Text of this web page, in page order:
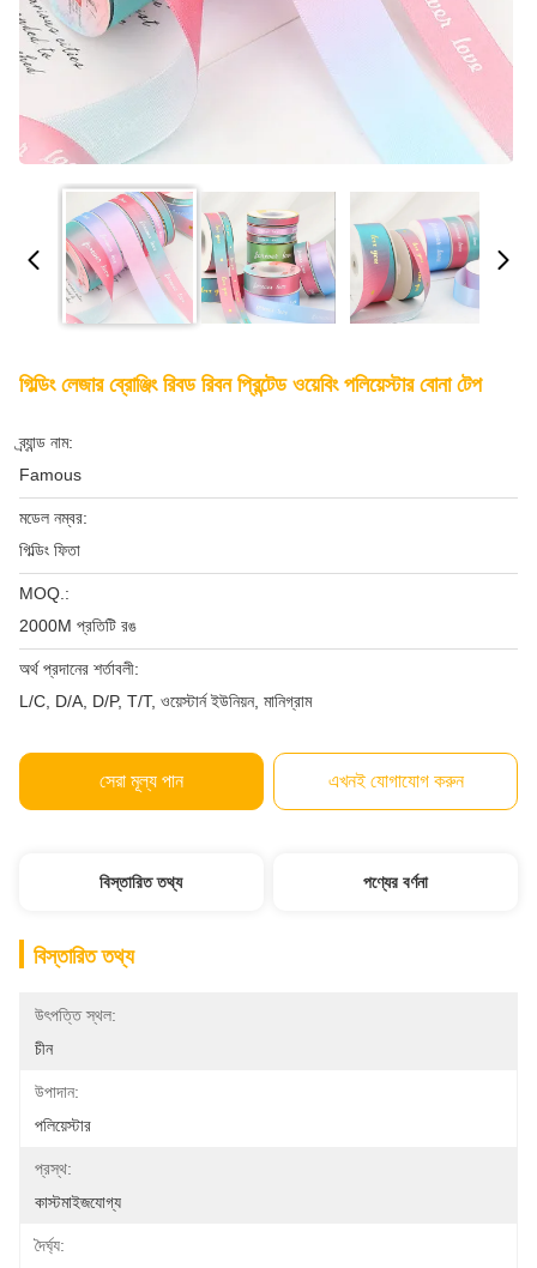
গিল্ডিং লেজার ব্রোঞ্জিং রিবড রিবন প্রিন্টেড ওয়েবিং পলিয়েস্টার বোনা টেপ
ব্র্যান্ড নাম:
Famous
মডেল নম্বর:
গিল্ডিং ফিতা
MOQ.:
2000M প্রতিটি রঙ
অর্থ প্রদানের শর্তাবলী:
L/C, D/A, D/P, T/T, ওয়েস্টার্ন ইউনিয়ন, মানিগ্রাম
সেরা মূল্য পান এখনই যোগাযোগ করুন
বিস্তারিত তথ্য পণ্যের বর্ণনা
বিস্তারিত তথ্য
উৎপত্তি স্থল:
চীন
উপাদান:
পলিয়েস্টার
প্রস্থ:
কাস্টমাইজযোগ্য
দৈর্ঘ্য: